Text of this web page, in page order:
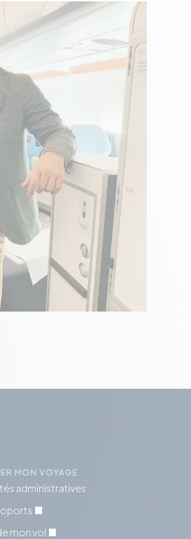
MON VOYAGE
administratives
mon vol